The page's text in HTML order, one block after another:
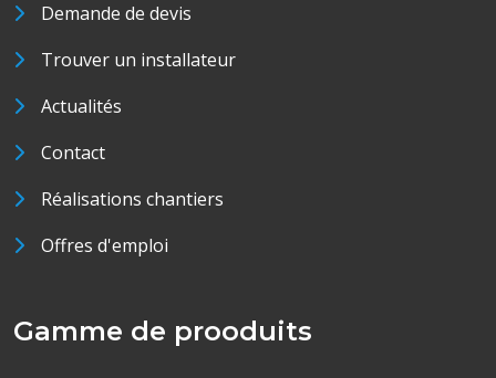
Demande de devis
Trouver un installateur
Actualités
Contact
Réalisations chantiers
Offres d'emploi
Gamme de prooduits